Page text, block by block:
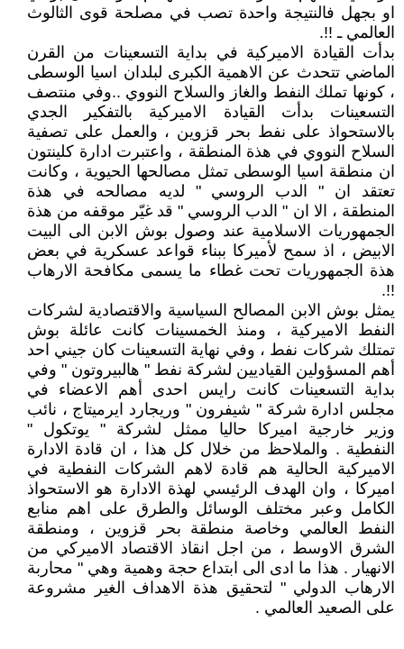
او بجهل فالنتيجة واحدة تصب في مصلحة قوى الثالوث
العالمي ـ !!.
بدأت القيادة الاميركية في بداية التسعينات من القرن
الماضي تتحدث عن الاهمية الكبرى لبلدان اسيا الوسطى
، كونها تملك النفط والغاز والسلاح النووي ..وفي منتصف
التسعينات بدأت القيادة الاميركية بالتفكير الجدي
بالاستحواذ على نفط بحر قزوين ، والعمل على تصفية
السلاح النووي في هذة المنطقة ، واعتبرت ادارة كلينتون
ان منطقة اسيا الوسطى تمثل مصالحها الحيوية ، وكانت
تعتقد ان " الدب الروسي " لديه مصالحه في هذة
المنطقة ، الا ان " الدب الروسي " قد غيّر موقفه من هذة
الجمهوريات الاسلامية عند وصول بوش الابن الى البيت
الابيض ، اذ سمح لأميركا ببناء قواعد عسكرية في بعض
هذة الجمهوريات تحت غطاء ما يسمى مكافحة الارهاب
!!.
يمثل بوش الابن المصالح السياسية والاقتصادية لشركات
النفط الاميركية ، ومنذ الخمسينات كانت عائلة بوش
تمتلك شركات نفط ، وفي نهاية التسعينات كان جيني احد
أهم المسؤولين القياديين لشركة نفط " هالبيروتون " وفي
بداية التسعينات كانت رايس احدى أهم الاعضاء في
مجلس ادارة شركة " شيفرون " وريجارد ايرميتاج ، نائب
وزير خارجية اميركا حاليا ممثل لشركة " يوتكول "
النفطية . والملاحظ من خلال كل هذا ، ان قادة الادارة
الاميركية الحالية هم قادة لاهم الشركات النفطية في
اميركا ، وان الهدف الرئيسي لهذة الادارة هو الاستحواذ
الكامل وعبر مختلف الوسائل والطرق على اهم منابع
النفط العالمي وخاصة منطقة بحر قزوين ، ومنطقة
الشرق الاوسط ، من اجل انقاذ الاقتصاد الاميركي من
الانهيار . هذا ما ادى الى ابتداع حجة وهمية وهي " محاربة
الارهاب الدولي " لتحقيق هذة الاهداف الغير مشروعة
على الصعيد العالمي .